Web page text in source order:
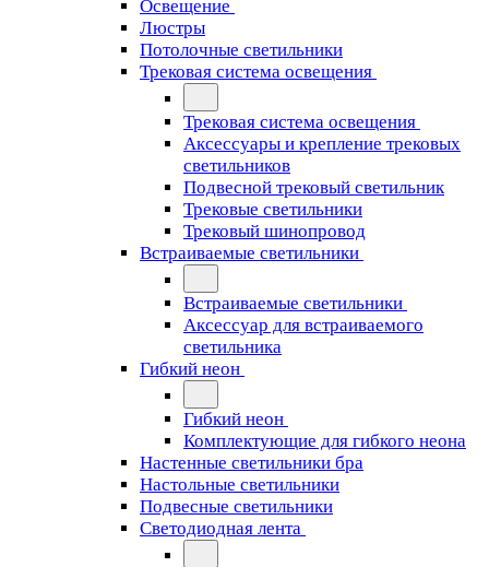
Освещение
Люстры
Потолочные светильники
Трековая система освещения
Трековая система освещения
Аксессуары и крепление трековых
светильников
Подвесной трековый светильник
Трековые светильники
Трековый шинопровод
Встраиваемые светильники
Встраиваемые светильники
Аксессуар для встраиваемого
светильника
Гибкий неон
Гибкий неон
Комплектующие для гибкого неона
Настенные светильники бра
Настольные светильники
Подвесные светильники
Светодиодная лента